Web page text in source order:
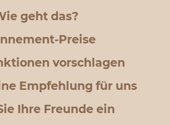
geht das?
Preise
vorschlagen
Empfehlung für uns
Ihre Freunde ein